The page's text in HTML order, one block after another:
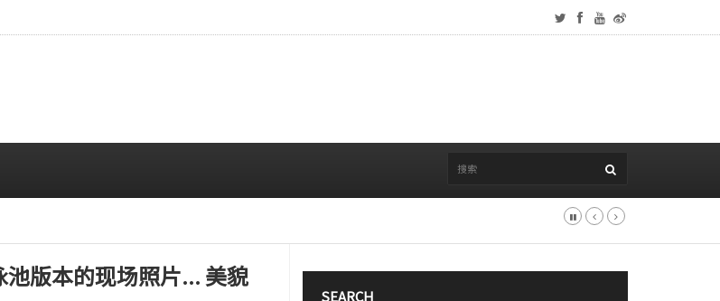
版本的现场照片... 美貌
SEARCH